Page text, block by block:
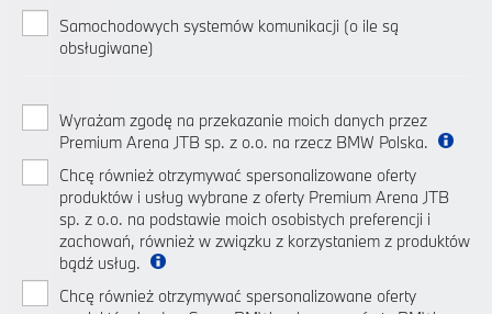
Samochodowych systemów komunikacji (o ile są
obsługiwane)
Wyrażam zgodę na przekazanie moich danych przez
Premium Arena JTB sp. z o.o. na rzecz BMW Polska.
Chcę również otrzymywać spersonalizowane oferty
produktów i usług wybrane z oferty Premium Arena JTB
sp. z o.o. na podstawie moich osobistych preferencji i
zachowań, również w związku z korzystaniem z produktów
bądź usług.
Chcę również otrzymywać spersonalizowane oferty